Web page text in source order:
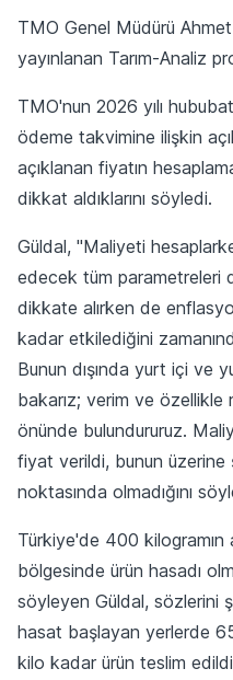
TMO Genel Müdürü
yayınlanan Tarım-Analiz
TMO'nun 2026 yılı
ödeme takvimine ilişkin
açıklanan fiyatın
dikkat aldıklarını söyledi.
Güldal, "Maliyeti
edecek tüm parametreleri
dikkate alırken de
kadar etkilediğini
Bunun dışında yurt içi ve
bakarız; verim ve
önünde bulundururuz.
fiyat verildi, bunun üzerine
noktasında olmadığını
Türkiye'de 400 kilogramın
bölgesinde ürün hasadı
söyleyen Güldal, sözlerini
hasat başlayan yerlerde
kilo kadar ürün teslim